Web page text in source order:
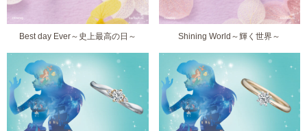
Best day Ever～史上最高の日～ Shining World～輝く世界～